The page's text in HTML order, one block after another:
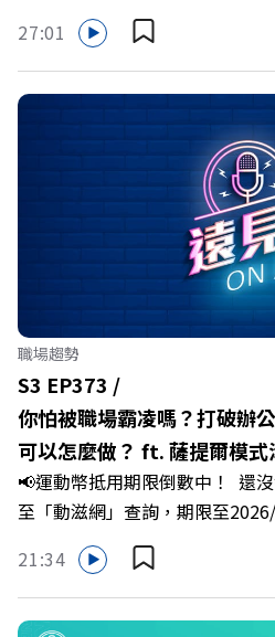
縣。在智慧農業、精品農產與「
推動下，嘉義縣政府成功打破過
鄉子弟不僅能「回得來、留得下
迎向黃金十年的發展動能。 本集
縣長翁章梁、立法委員蔡易餘、
河、紙風車劇團創辦人李永豐、
許喻理。帶你深入剖析《嘉義被
型故事，讀懂這段洗天換地的歷
十年的發展藍圖！ 🔺翁章梁縣
立的科技版圖中搶先卡位亞創中
化傳統作物為高價值的精品品牌
轉化為凝聚團隊與縣民認同感的
新局下，嘉義如何打造子弟能安
遠見雜誌副社長兼遠見智庫總編
縣長 翁章梁、立法委員 蔡易餘
河、紙風車劇團創辦人 李永豐、
喻理+++++🎂歡慶遠見40歲生
優惠>>>https://gvmkt.pse.is/
的社群：LINE：https://reurl.cc/
https://bit.ly/3AjBWNVYT：
27:01
職場趨勢
S3 EP373 /
你怕被職場霸凌嗎？打破辦
可以怎麼做？ ft. 薩提爾模
謝佳芸
📢運動幣抵用期限倒數中！ 還
至「動滋網」查詢，期限至
哪裡使用嗎？ 上「動滋網」【
多家合作業者任你選，馬上來找
https://fstry.pse.is/9epct2 ——
Firstory Podcast 廣告 —— 你常
21:34